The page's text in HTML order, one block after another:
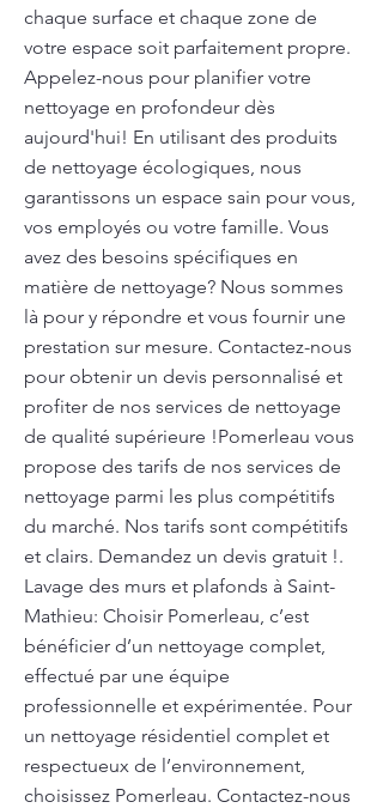
chaque surface et chaque zone de
votre espace soit parfaitement propre.
Appelez-nous pour planifier votre
nettoyage en profondeur dès
aujourd'hui! En utilisant des produits
de nettoyage écologiques, nous
garantissons un espace sain pour vous,
vos employés ou votre famille. Vous
avez des besoins spécifiques en
matière de nettoyage? Nous sommes
là pour y répondre et vous fournir une
prestation sur mesure. Contactez-nous
pour obtenir un devis personnalisé et
profiter de nos services de nettoyage
de qualité supérieure !Pomerleau vous
propose des tarifs de nos services de
nettoyage parmi les plus compétitifs
du marché. Nos tarifs sont compétitifs
et clairs. Demandez un devis gratuit !.
Lavage des murs et plafonds à Saint-
Mathieu: Choisir Pomerleau, c’est
bénéficier d’un nettoyage complet,
effectué par une équipe
professionnelle et expérimentée. Pour
un nettoyage résidentiel complet et
respectueux de l’environnement,
choisissez Pomerleau. Contactez-nous